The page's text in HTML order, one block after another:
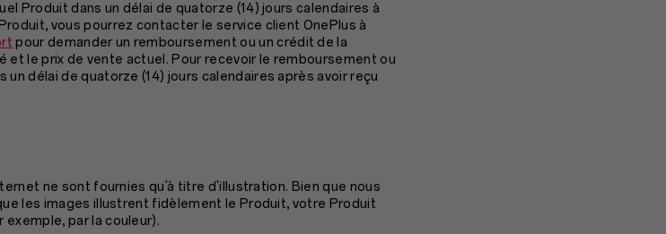
Produit dans un délai de quatorze (14) jours calendaires à
vous pourrez contacter le service client OnePlus à
pour demander un remboursement ou un crédit de la
le prix de vente actuel. Pour recevoir le remboursement ou
délai de quatorze (14) jours calendaires après avoir reçu
ne sont fournies qu'à titre d'illustration. Bien que nous
les images illustrent fidèlement le Produit, votre Produit
par la couleur).